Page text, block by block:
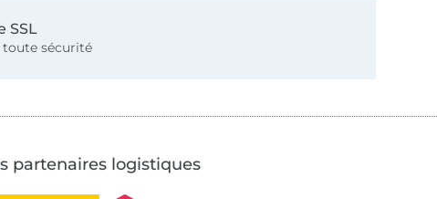
SSL
toute sécurité
partenaires logistiques